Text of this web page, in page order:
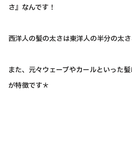
さ』なんです！
西洋人の髪の太さは東洋人の半分の太さ
また、元々ウェーブやカールといった
が特徴です＊